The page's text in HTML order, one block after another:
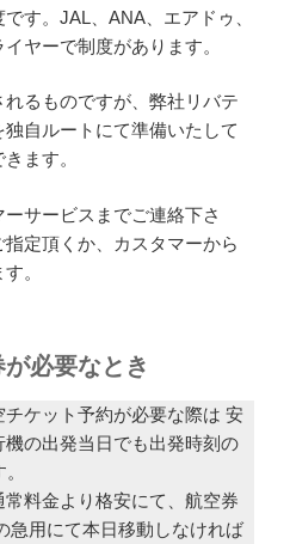
す。JAL、ANA、エアドゥ、
ヤーで制度があります。
るものですが、弊社リバテ
自ルートにて準備いたして
ます。
サービスまでご連絡下さ
定頂くか、カスタマーから
。
必要なとき
ケット予約が必要な際は 安
の出発当日でも出発時刻の
料金より格安にて、航空券
急用にて本日移動しなければ